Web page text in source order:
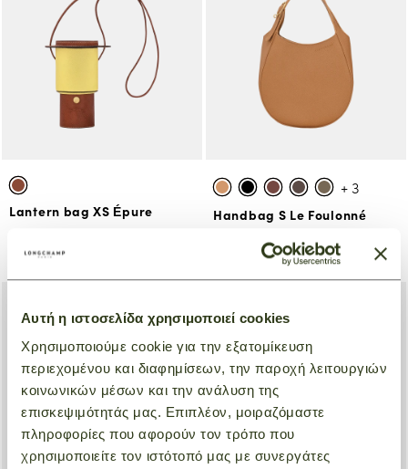
Αυτή η ιστοσελίδα χρησιμοποιεί cookies
Χρησιμοποιούμε cookie για την εξατομίκευση
περιεχομένου και διαφημίσεων, την παροχή λειτουργιών
κοινωνικών μέσων και την ανάλυση της
επισκεψιμότητάς μας. Επιπλέον, μοιραζόμαστε
πληροφορίες που αφορούν τον τρόπο που
χρησιμοποιείτε τον ιστότοπό μας με συνεργάτες
Lantern bag XS Épure
€ 370,00
+ 3
Handbag S Le Foulonné
€ 610,00